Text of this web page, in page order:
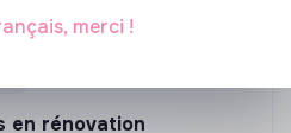
en rénovation
merci !